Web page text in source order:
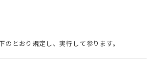
とおり規定し、実行して参ります。